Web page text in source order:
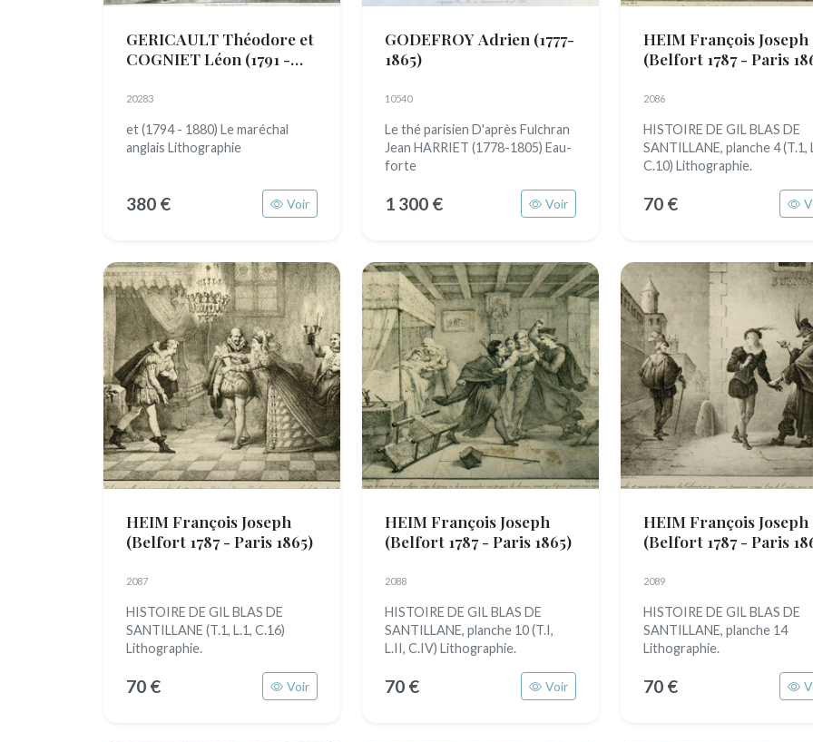
GERICAULT Théodore et
COGNIET Léon (1791 -
20283
et (1794 - 1880) Le maréchal
anglais Lithographie
380 € Voir
GODEFROY Adrien (1777-
1865)
10540
Le thé parisien D'après Fulchran
Jean HARRIET (1778-1805) Eau-
forte
1 300 € Voir
HEIM François Joseph
(Belfort 1787 - Paris
2086
HISTOIRE DE GIL BLAS DE
SANTILLANE, planche 4 (T.1,
C.10) Lithographie.
70 €
HEIM François Joseph
(Belfort 1787 - Paris 1865)
2087
HISTOIRE DE GIL BLAS DE
SANTILLANE (T.1, L.1, C.16)
Lithographie.
70 € Voir
HEIM François Joseph
(Belfort 1787 - Paris 1865)
2088
HISTOIRE DE GIL BLAS DE
SANTILLANE, planche 10 (T.I,
L.II, C.IV) Lithographie.
70 € Voir
HEIM François Joseph
(Belfort 1787 - Paris
2089
HISTOIRE DE GIL BLAS DE
SANTILLANE, planche 14
Lithographie.
70 €